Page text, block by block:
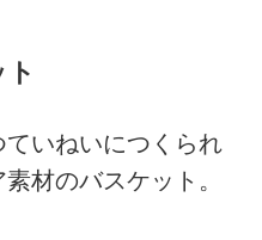
いねいにつくられ
材のバスケット。